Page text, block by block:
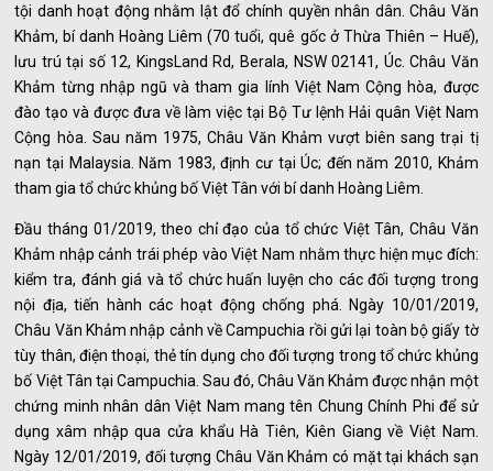
tội danh hoạt động nhằm lật đổ chính quyền nhân dân. Châu Văn
Khảm, bí danh Hoàng Liêm (70 tuổi, quê gốc ở Thừa Thiên – Huế),
lưu trú tại số 12, KingsLand Rd, Berala, NSW 02141, Úc. Châu Văn
Khảm từng nhập ngũ và tham gia lính Việt Nam Cộng hòa, được
đào tạo và được đưa về làm việc tại Bộ Tư lệnh Hải quân Việt Nam
Cộng hòa. Sau năm 1975, Châu Văn Khảm vượt biên sang trại tị
nạn tại Malaysia. Năm 1983, định cư tại Úc; đến năm 2010, Khảm
tham gia tổ chức khủng bố Việt Tân với bí danh Hoàng Liêm.
Đầu tháng 01/2019, theo chỉ đạo của tổ chức Việt Tân, Châu Văn
Khảm nhập cảnh trái phép vào Việt Nam nhằm thực hiện mục đích:
kiểm tra, đánh giá và tổ chức huấn luyện cho các đối tượng trong
nội địa, tiến hành các hoạt động chống phá. Ngày 10/01/2019,
Châu Văn Khảm nhập cảnh về Campuchia rồi gửi lại toàn bộ giấy tờ
tùy thân, điện thoại, thẻ tín dụng cho đối tượng trong tổ chức khủng
bố Việt Tân tại Campuchia. Sau đó, Châu Văn Khảm được nhận một
chứng minh nhân dân Việt Nam mang tên Chung Chính Phi để sử
dụng xâm nhập qua cửa khẩu Hà Tiên, Kiên Giang về Việt Nam.
Ngày 12/01/2019, đối tượng Châu Văn Khảm có mặt tại khách sạn